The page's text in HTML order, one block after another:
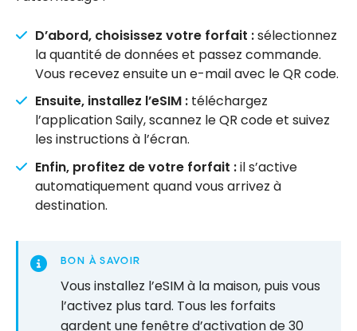
D’abord, choisissez votre forfait :sélectionnez
la quantité de données et passez commande.
Vous recevez ensuite un e-mail avec le QR code.
Ensuite, installez l’eSIM : téléchargez
l’application Saily, scannez le QR code et suivez
les instructions à l’écran.
Enfin, profitez de votre forfait :il s’active
automatiquement quand vous arrivez à
destination.
BON À SAVOIR
Vous installez l’eSIM à la maison, puis vous
l’activez plus tard. Tous les forfaits
gardent une fenêtre d’activation de 30